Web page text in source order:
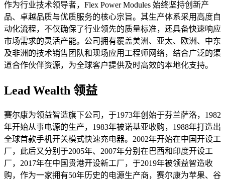
作为行业技术领导者，Flex Power Modules 始终坚持创新产
品、卓越品质与优质服务的核心宗旨。其生产体系采用高度自
动化流程，不仅确保了行业领先的质量标准，还具备快速响应
市场需求的灵活产能。公司拥有覆盖美洲、亚太、欧洲、中东
及非洲的技术销售团队和现场应用工程师网络，结合广泛的渠
道合作伙伴资源，为全球客户提供及时高效的本地化支持。
Lead Wealth 领益
赛尔康为领益智造旗下公司，于1973年创始于芬兰萨洛，1982
年开始从事电源的生产，1983年被诺基亚收购，1988年打造出
全球首款手机开关模式快速充电器。2002年开始在中国开设工
厂，此后又分别于2005年、2007年分别在巴西和印度开设工
厂，2017年在中国贵港开设新工厂，于2019年被领益智造收
购，作为一家拥有50年历史的电源生产商，赛尔康为苹果、谷